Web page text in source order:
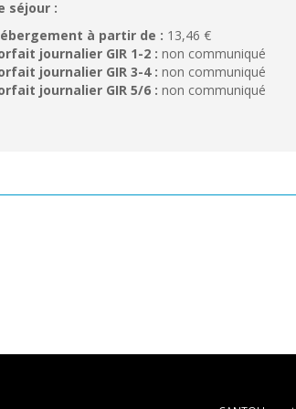
séjour :
à partir de : 13,46 €
journalier GIR 1-2 : non communiqué
journalier GIR 3-4 : non communiqué
journalier GIR 5/6 : non communiqué